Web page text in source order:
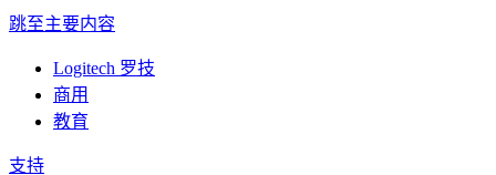
跳至主要内容
Logitech 罗技
商用
教育
支持